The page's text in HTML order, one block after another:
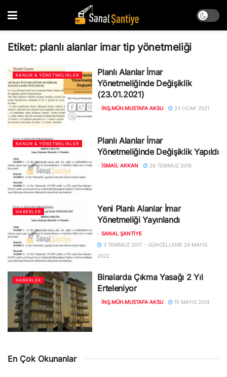
Etiket: planlı alanlar imar tip yönetmeliği
KANUN & YÖNETMELIKLER
Planlı Alanlar İmar
Yönetmeliğinde Değişiklik
(23.01.2021)
- İNŞ.MÜH.MUSTAFA AKSU 23 OCAK 2021
KANUN & YÖNETMELIKLER
Planlı Alanlar İmar
Yönetmeliğinde Değişiklik Yapıldı
- İSMAIL AKKAN 28 TEMMUZ 2018
HABERLER
Yeni Planlı Alanlar İmar
Yönetmeliği Yayınlandı
- SANAL ŞANTIYE
3 TEMMUZ 2017 - GÜNCELLEME 24 MAYIS
2022
HABERLER
Binalarda Çıkma Yasağı 2 Yıl
Erteleniyor
- İNŞ.MÜH.MUSTAFA AKSU 15 MAYIS 2014
En Çok Okunanlar